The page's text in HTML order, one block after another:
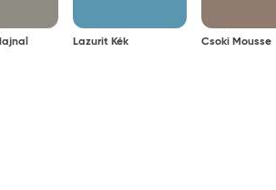
Lazurit Kék Csoki Mousse